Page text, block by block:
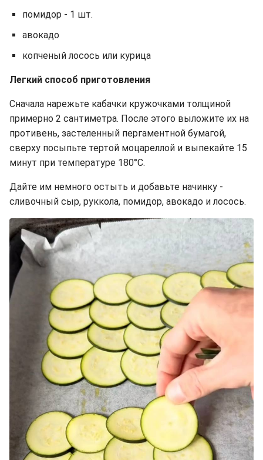
помидор - 1 шт.
авокадо
копченый лосось или курица
Легкий способ приготовления
Сначала нарежьте кабачки кружочками толщиной
примерно 2 сантиметра. После этого выложите их на
противень, застеленный пергаментной бумагой,
сверху посыпьте тертой моцареллой и выпекайте 15
минут при температуре 180°C.
Дайте им немного остыть и добавьте начинку -
сливочный сыр, руккола, помидор, авокадо и лосось.